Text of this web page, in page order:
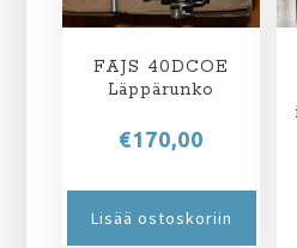
FAJS 40DCOE
Läppärunko
€170,00
Lisää ostoskoriin